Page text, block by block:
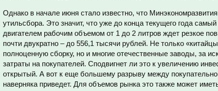
Однако в начале июня стало известно, что
утильсбора. Это значит, что уже до конца текущего года
двигателем рабочим объемом от 1 до 2 литров ждет резкое
почти двукратно – до 556,1 тысячи рублей. Не только
полноценную сборку, но и многие отечественные заводы, за
затраты на покупателей. Сподвигнет ли это к увеличению
открытый. А вот к еще большему разрыву между
наверняка приведет. Для объемов рынка это также может